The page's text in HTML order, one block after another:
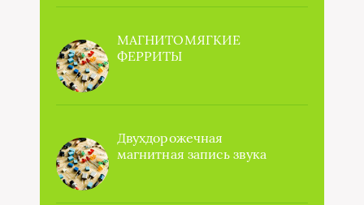
МАГНИТОМЯГКИЕ
ФЕРРИТЫ
Двухдорожечная
магнитная запись звука